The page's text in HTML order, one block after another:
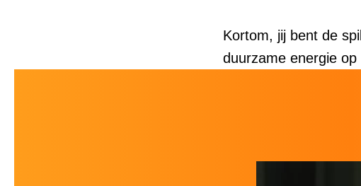
Kortom, jij bent de
duurzame energie op